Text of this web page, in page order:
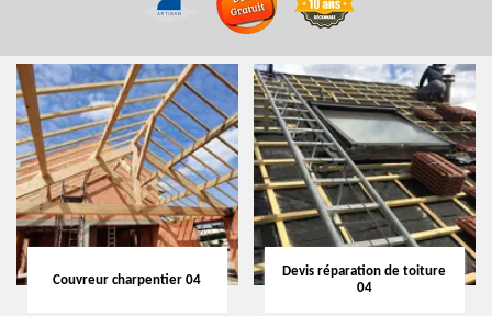
Couvreur charpentier 04
Devis réparation de toiture
04